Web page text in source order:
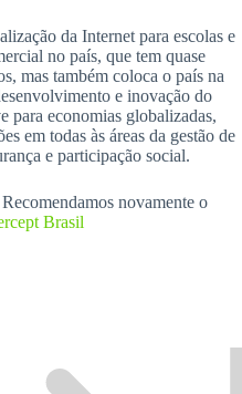
da Internet para escolas e
no país, que tem quase
mas também coloca o país na
e inovação do
para economias globalizadas,
em todas às áreas da gestão de
e participação social.
novamente o
Brasil